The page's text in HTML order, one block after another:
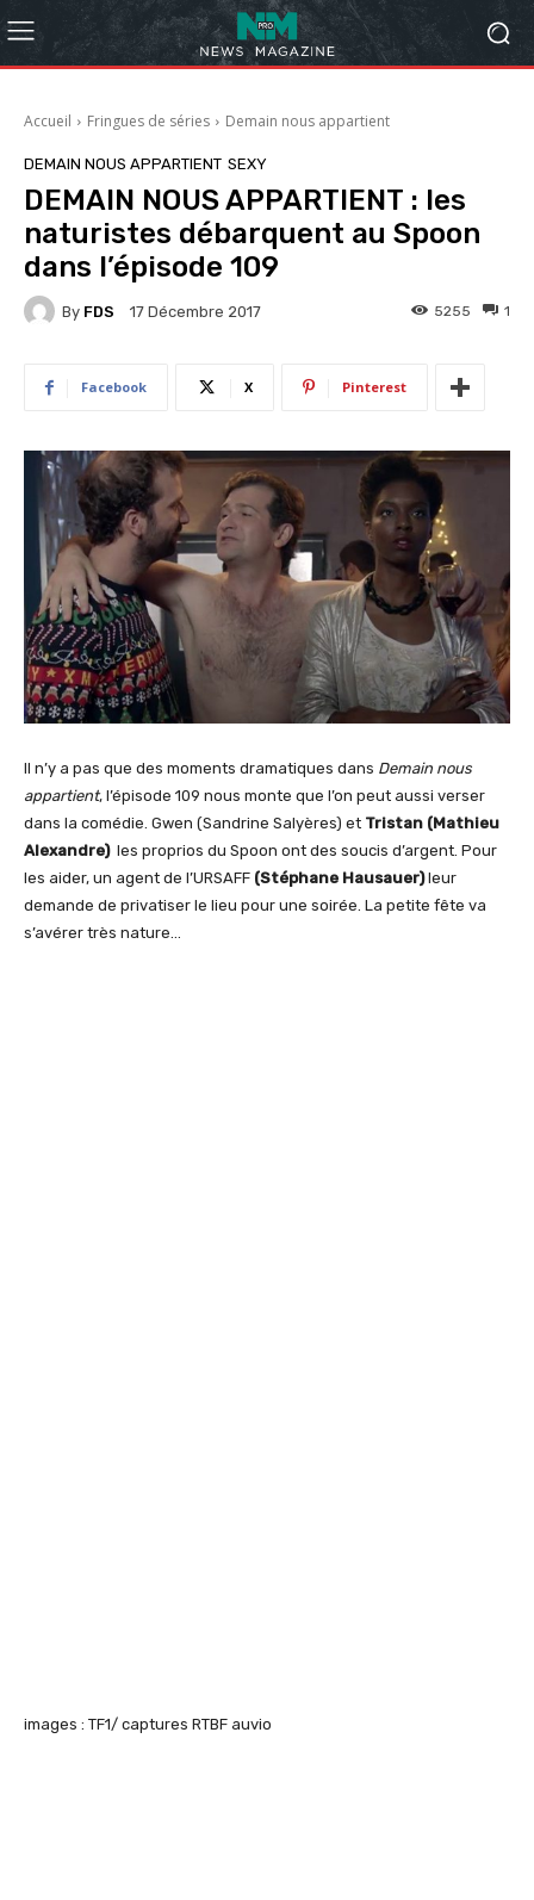
Accueil Fringues de séries Demain nous appartient
DEMAIN NOUS APPARTIENT SEXY
DEMAIN NOUS APPARTIENT : les
naturistes débarquent au Spoon
dans l’épisode 109
By FDS 17 Décembre 2017 1
5255
Facebook X Pinterest
Il n’y a pas que des moments dramatiques dans Demain nous
appartient, l’épisode 109 nous monte que l’on peut aussi verser
dans la comédie. Gwen (Sandrine Salyères) et Tristan (Mathieu
Alexandre)les proprios du Spoon ont des soucis d’argent. Pour
les aider, un agent de l’URSAFF (Stéphane Hausauer)leur
demande de privatiser le lieu pour une soirée. La petite fête va
s’avérer très nature…
images : TF1/ captures RTBF auvio